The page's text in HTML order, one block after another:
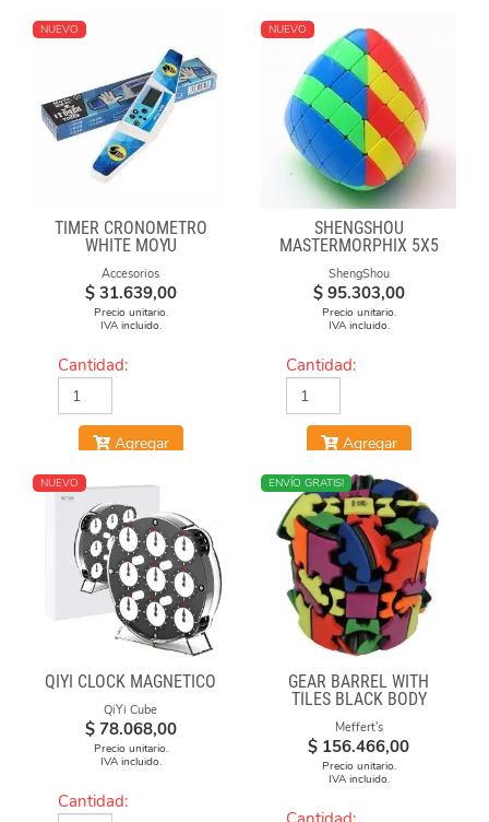
NUEVO
TIMER CRONÓMETRO
WHITE MOYU
Accesorios
$ 31.639,00
Precio unitario.
IVA incluido.
Cantidad:
Agregar
NUEVO
SHENGSHOU
MASTERMORPHIX 5X5
STICKERLESS
ShengShou
$ 95.303,00
Precio unitario.
IVA incluido.
Cantidad:
Agregar
NUEVO
QIYI CLOCK MAGNÉTICO
QiYi Cube
$ 78.068,00
Precio unitario.
IVA incluido.
Cantidad:
MÁS VENDIDO
ENVÍO GRATIS!
GEAR BARREL WITH
TILES BLACK BODY
Meffert's
$ 156.466,00
Precio unitario.
IVA incluido.